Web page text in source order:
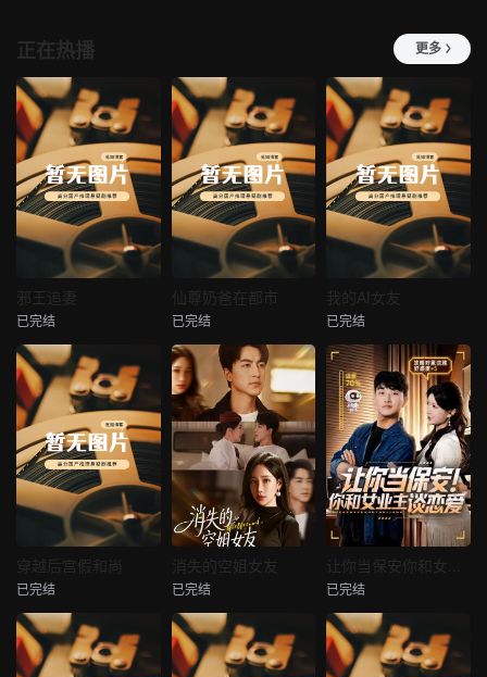
正在热播 更多
热播
邪王追妻
未知
邪王追妻
已完结
热播
未知
仙尊奶爸在都市
已完结
热播
我的AI女友
未知
我的AI女友
已完结
未知
穿越后宫假和尚
已完结
热播
未知
消失的空姐女友
已完结
未知
已完结